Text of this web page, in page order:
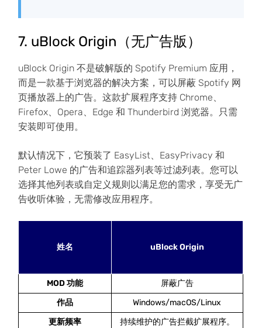
7. uBlock Origin（无广告版）
uBlock Origin 不是破解版的 Spotify Premium 应用，
而是一款基于浏览器的解决方案，可以屏蔽 Spotify 网
页播放器上的广告。这款扩展程序支持 Chrome、
Firefox、Opera、Edge 和 Thunderbird 浏览器。只需
安装即可使用。
默认情况下，它预装了 EasyList、EasyPrivacy 和
Peter Lowe 的广告和追踪器列表等过滤列表。您可以
选择其他列表或自定义规则以满足您的需求，享受无广
告收听体验，无需修改应用程序。
姓名 uBlock Origin
MOD 功能
屏蔽广告
作品
Windows/macOS/Linux
更新频率
持续维护的广告拦截扩展程序。